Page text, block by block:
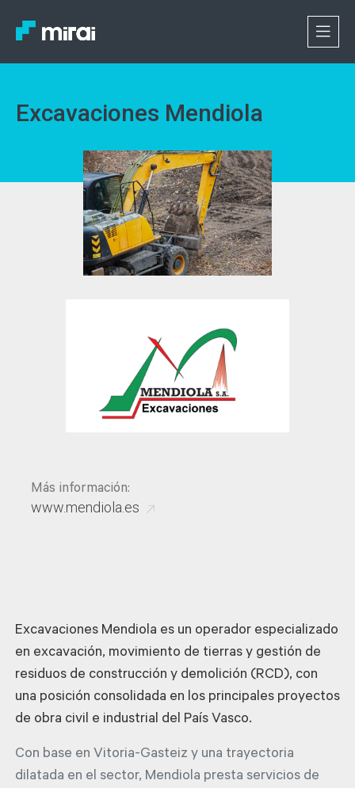
Excavaciones Mendiola
Más información:
www.mendiola.es
Excavaciones Mendiola es un operador especializado
en excavación, movimiento de tierras y gestión de
residuos de construcción y demolición (RCD), con
una posición consolidada en los principales proyectos
de obra civil e industrial del País Vasco.
Con base en Vitoria-Gasteiz y una trayectoria
dilatada en el sector, Mendiola presta servicios de